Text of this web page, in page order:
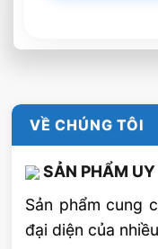
VỀ CHÚNG TÔI
SẢN PHẨM
Sản phẩm cung
đại diện của
5/ 5